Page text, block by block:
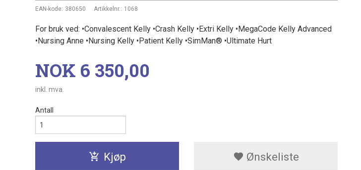
EAN-kode: 380650 Artikkelnr.: 1068
For bruk ved: •Convalescent Kelly •Crash Kelly •Extri Kelly •MegaCode Kelly Advanced
•Nursing Anne •Nursing Kelly •Patient Kelly •SimMan® •Ultimate Hurt
Pris
NOK 6 350,00
inkl. mva.
Antall
Kjøp Ønskeliste